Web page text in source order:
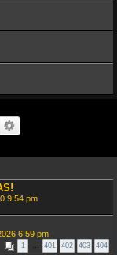
9:54 pm
6:59 pm
1 … 401 402 403 404